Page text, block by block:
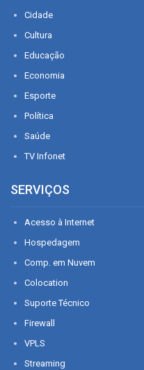
Cidade
Cultura
Educação
Economia
Esporte
Política
Saúde
TV Infonet
SERVIÇOS
Acesso à Internet
Hospedagem
Comp. em Nuvem
Colocation
Suporte Técnico
Firewall
VPLS
Streaming